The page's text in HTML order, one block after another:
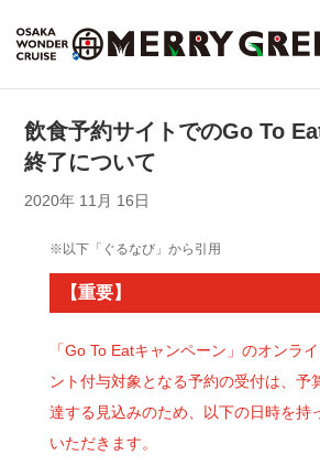
飲食予約サイトでのGo To
終了について
2020年 11月 16日
※以下「ぐるなび」から引用
【重要】
「Go To Eatキャンペーン」のオンラ
ント付与対象となる予約の受付は、予
達する見込みのため、以下の日時を持
いただきます。